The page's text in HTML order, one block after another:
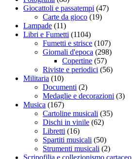
Giocattoli e passatempi (47)
Carte da gioco (19)
Lampade (11)
Libri e Fumetti (1104)
Fumetti e strisce (107)
Giornali d'epoca (298)
Copertine (57)
Riviste e periodici (56)
Militaria (10)
Documenti (2)
Medaglie e decorazioni (3)
Musica (167)
Cartoline musicali (35)
Dischi in vinile (62)
Libretti (16)
Spartiti musicali (50)
Strumenti musicali (2)
Scripofilia e collezionismo cartaceo